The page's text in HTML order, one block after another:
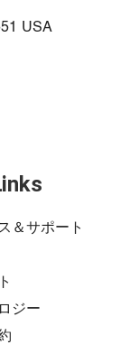
USA
＆サポート
ジー